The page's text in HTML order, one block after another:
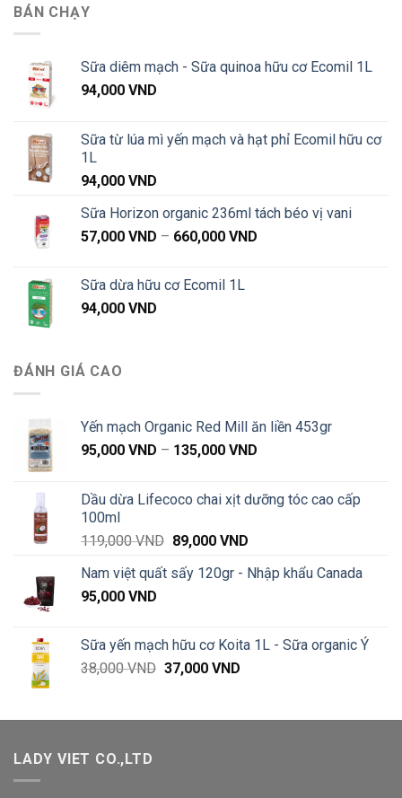
1,020,000 VND
BÁN CHẠY
Sữa diêm mạch - Sữa quinoa hữu cơ Ecomil 1L
94,000 VND
Sữa từ lúa mì yến mạch và hạt phỉ Ecomil hữu cơ
1L
94,000 VND
Sữa Horizon organic 236ml tách béo vị vani
57,000 VND – 660,000 VND
Sữa dừa hữu cơ Ecomil 1L
94,000 VND
ĐÁNH GIÁ CAO
Yến mạch Organic Red Mill ăn liền 453gr
95,000 VND – 135,000 VND
95,000 VND
Dầu dừa Lifecoco chai xịt dưỡng tóc cao cấp
100ml
119,000VND Giá
là:
89,000 VNDGiá
tại
Nam việt quất sấy 120gr - Nhập khẩu Canada
95,000 VND
Sữa yến mạch hữu cơ Koita 1L - Sữa organic Ý
38,000VND Giá
38,000 VND.
37,000 VNDGiá
là:
LADY VIET CO.,LTD